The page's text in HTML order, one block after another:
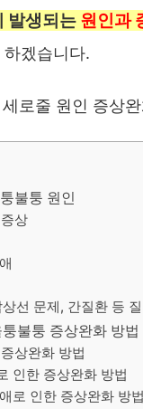
발생되는 원인과
겠습니다.
불퉁 원인
상
선 문제, 간질환 등
불퉁 증상완화 방법
상완화 방법
인한 증상완화 방법
로 인한 증상완화 방법